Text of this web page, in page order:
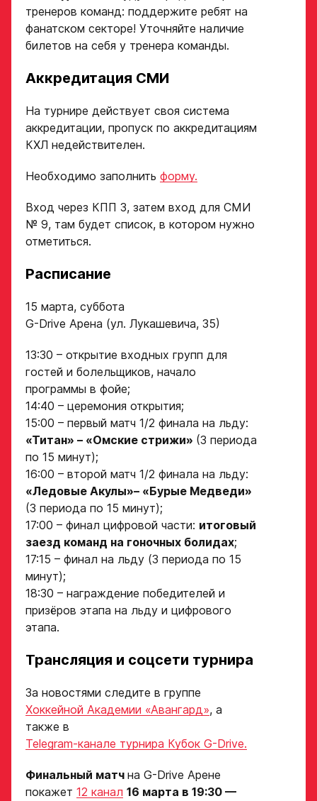
тренеров команд: поддержите ребят на
фанатском секторе! Уточняйте наличие
билетов на себя у тренера команды.
Аккредитация СМИ
На турнире действует своя система
аккредитации, пропуск по аккредитациям
КХЛ недействителен.
Необходимо заполнить форму.
Вход через КПП 3, затем вход для СМИ
№ 9, там будет список, в котором нужно
отметиться.
Расписание
15 марта, суббота
G-Drive Арена (ул. Лукашевича, 35)
13:30 – открытие входных групп для
гостей и болельщиков, начало
программы в фойе;
14:40 – церемония открытия;
15:00 – первый матч 1/2 финала на льду:
«Титан» – «Омские стрижи» (3 периода
по 15 минут);
16:00 – второй матч 1/2 финала на льду:
«Ледовые Акулы»– «Бурые Медведи»
(3 периода по 15 минут);
17:00 – финал цифровой части: итоговый
заезд команд на гоночных болидах;
17:15 – финал на льду (3 периода по 15
минут);
18:30 – награждение победителей и
призёров этапа на льду и цифрового
этапа.
Трансляция и соцсети турнира
За новостями следите в группе
Хоккейной Академии «Авангард», а
также в
Telegram-канале турнира Кубок G-Drive.
Финальный матч на G-Drive Арене
покажет 12 канал 16 марта в 19:30 —
Дата рождения игрока
полностью
Рост, вес игрока
Опыт игры в хоккей
Амплуа игрока
представителя
Номер телефона
законного
представителя
Нажимая кнопку
«Отправить»,
вы принимаете
условия
обработки
персональных
данных
Ассоциации
ХК Авангард
Отправленная заявка
попадает в базу
скаутского отдела
В случае положительного
представителем игрока
свяжутся по указанному
в заявке номеру!
Отправить
Амплуа игрока
округов (
обязателен для тех, кто
подаёт заявку.
в двух крайних играх
хранилище, на которое
загружены видео
Игровой номер
представителя
законного
Нажимая кнопку
вы принимаете
условия
СПАСИБО ЗА ЗАЯВКУ!
Если данные ученика соответствуют
требованиям для обучения в Академии, мы
Ok